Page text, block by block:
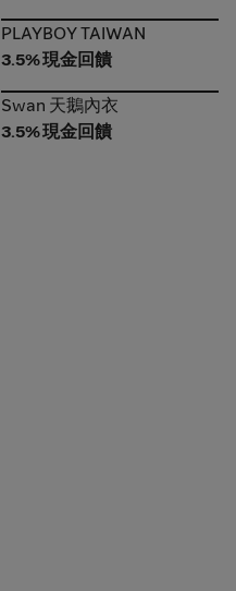
PLAYBOY TAIWAN
PLAYBOY TAIWAN
3.5% 現金回饋
Swan 天鵝內衣
Swan 天鵝內衣
3.5% 現金回饋